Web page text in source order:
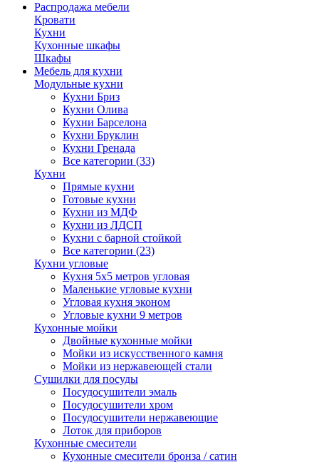
Распродажа мебели
Кровати
Кухни
Кухонные шкафы
Шкафы
Мебель для кухни
Модульные кухни
Кухни Бриз
Кухни Олива
Кухни Барселона
Кухни Бруклин
Кухни Гренада
Все категории (33)
Кухни
Прямые кухни
Готовые кухни
Кухни из МДФ
Кухни из ЛДСП
Кухни с барной стойкой
Все категории (23)
Кухни угловые
Кухня 5х5 метров угловая
Маленькие угловые кухни
Угловая кухня эконом
Угловые кухни 9 метров
Кухонные мойки
Двойные кухонные мойки
Мойки из искусственного камня
Мойки из нержавеющей стали
Сушилки для посуды
Посудосушители эмаль
Посудосушители хром
Посудосушители нержавеющие
Лоток для приборов
Кухонные смесители
Кухонные смесители бронза / сатин